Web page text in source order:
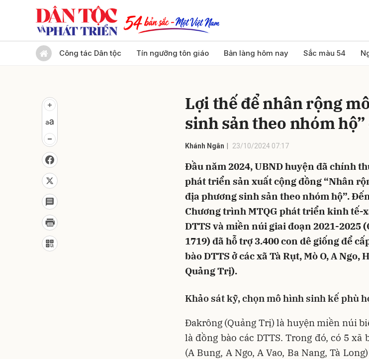
Công tác Dân tộc Tín ngưỡng tôn giáo Bản làng hôm nay Sắc màu 54
Lợi thế để nhân rộng
sinh sản theo nhóm
Khánh Ngân 23/10/2024 07:17
Đầu năm 2024, UBND huyện đã chính
phát triển sản xuất cộng đồng “Nhân
địa phương sinh sản theo nhóm hộ”.
Chương trình MTQG phát triển kinh tế-
DTTS và miền núi giai đoạn 2021-2025
1719) đã hỗ trợ 3.400 con dê giống để
bào DTTS ở các xã Tà Rụt, Mò O, A
Quảng Trị).
Khảo sát kỹ, chọn mô hình sinh kế phù
Đakrông (Quảng Trị) là huyện miền núi
là đồng bào các DTTS. Trong đó, có 5
(A Bung, A Ngo, A Vao, Ba Nang, Tà
Gửi bình luận